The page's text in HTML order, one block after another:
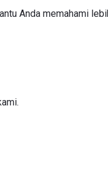
Anda memahami